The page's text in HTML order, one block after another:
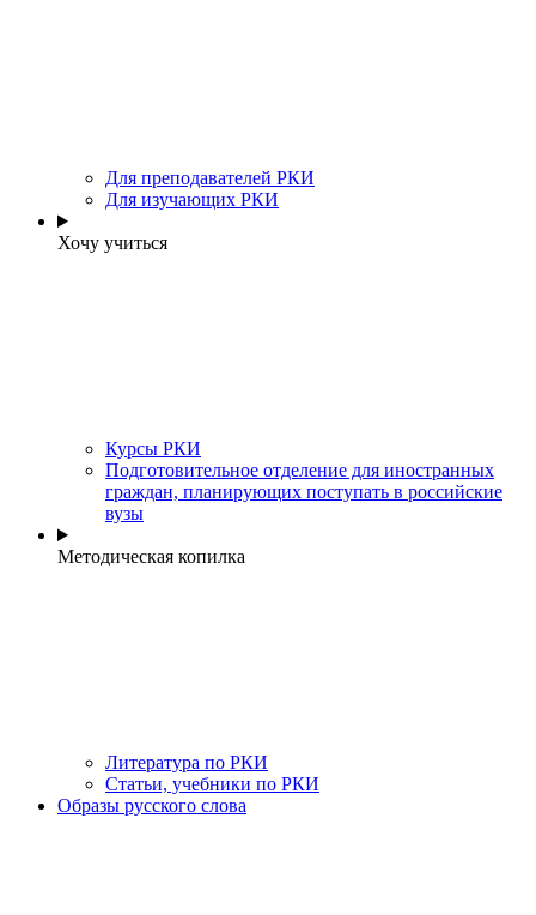
Для преподавателей РКИ
Для изучающих РКИ
Хочу учиться
Курсы РКИ
Подготовительное отделение для иностранных
граждан, планирующих поступать в российские
вузы
Методическая копилка
Литература по РКИ
Статьи, учебники по РКИ
Образы русского слова